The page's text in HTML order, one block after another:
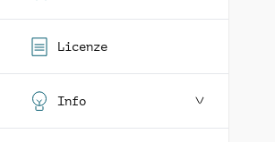
Licenze
Info